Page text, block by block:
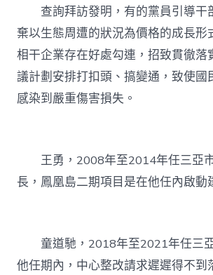
查詢拜訪發明，有的黨員引導干
棄以生態周遭的狀況為價格的成長形
相干企業存在好處勾連，招致貫徹落
議計劃安排打扣頭、搞變通，致使國
感染到嚴重傷害損失。
王勇，2008年至2014年任三亞
長，鳳凰島二期項目是在他任內啟動
童道馳，2018年至2021年任三
他任期內，中心整改請求遲遲得不到